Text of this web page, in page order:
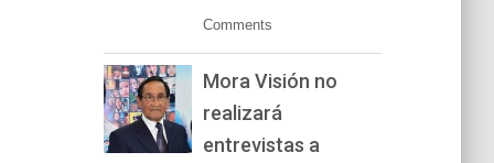
Comments
Mora Visión no
realizará
entrevistas a